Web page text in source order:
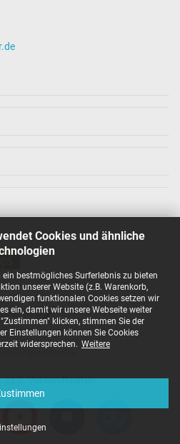
Cookies und ähnliche
bestmögliches Surferlebnis zu bieten
unserer Website (z.B. Warenkorb,
funktionalen Cookies setzen wir
ein, damit wir unsere Webseite weiter
klicken, stimmen Sie der
Einstellungen können Sie Cookies
widersprechen. Weitere
zzgl. Versandkosten